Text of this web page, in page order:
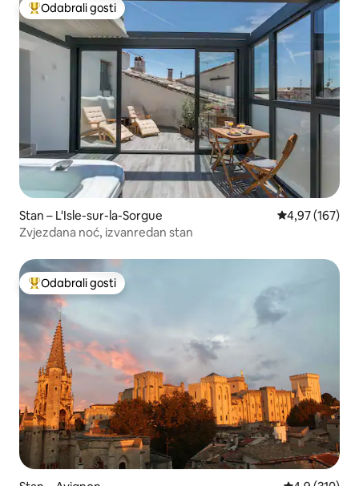
Među najviše rangiranima s oznakom „Odabrali gosti”
Odabrali gosti
Stan – L'Isle-sur-la-Sorgue Prosječna
4,97 (167)
Zvjezdana noć, izvanredan stan
Među najviše rangiranima s oznakom „Odabrali gosti”
Odabrali gosti